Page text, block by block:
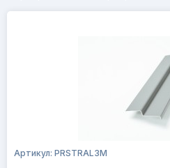
Артикул: PRSTRAL3M